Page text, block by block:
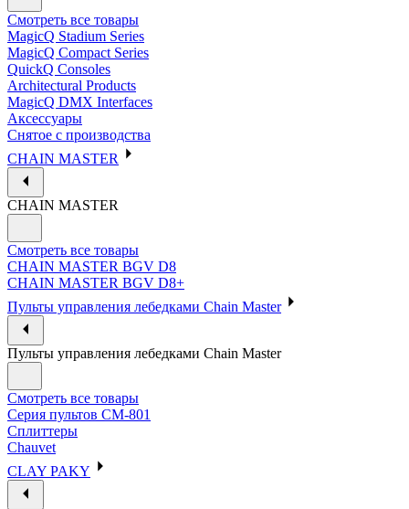
Смотреть все товары
MagicQ Stadium Series
MagicQ Compact Series
QuickQ Consoles
Architectural Products
MagicQ DMX Interfaces
Аксессуары
Снятое с производства
CHAIN MASTER
CHAIN MASTER
Смотреть все товары
CHAIN MASTER BGV D8
CHAIN MASTER BGV D8+
Пульты управления лебедками Chain Master
Пульты управления лебедками Chain Master
Смотреть все товары
Серия пультов CM-801
Сплиттеры
Chauvet
CLAY PAKY